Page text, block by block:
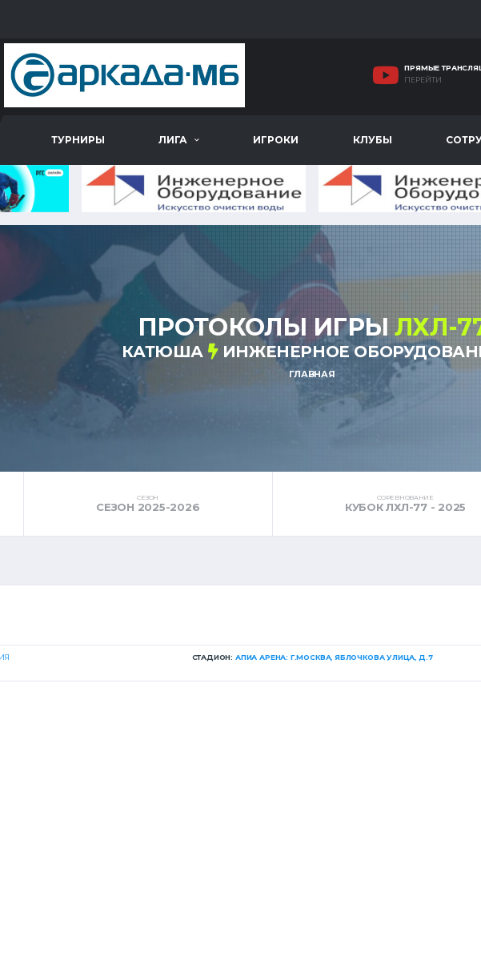
ПРЯМЫЕ
ПЕРЕЙТИ
ТУРНИРЫ ЛИГА ИГРОКИ КЛУБЫ
ПРОТОКОЛЫ ИГРЫЛХЛ-
КАТЮША ИНЖЕНЕРНОЕ
ГЛАВНАЯ
СЕЗОН
СЕЗОН 2025-2026
СОРЕВНОВАНИЕ
КУБОК ЛХЛ-77 - 2025
СТАДИОН: АПИА АРЕНА: Г.МОСКВА, ЯБЛОЧКОВА УЛИЦА, Д.7